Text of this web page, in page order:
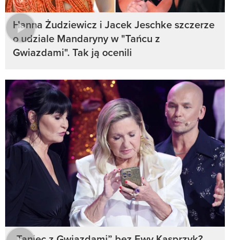
Hanna Żudziewicz i Jacek Jeschke szczerze
o udziale Mandaryny w "Tańcu z
Gwiazdami". Tak ją ocenili